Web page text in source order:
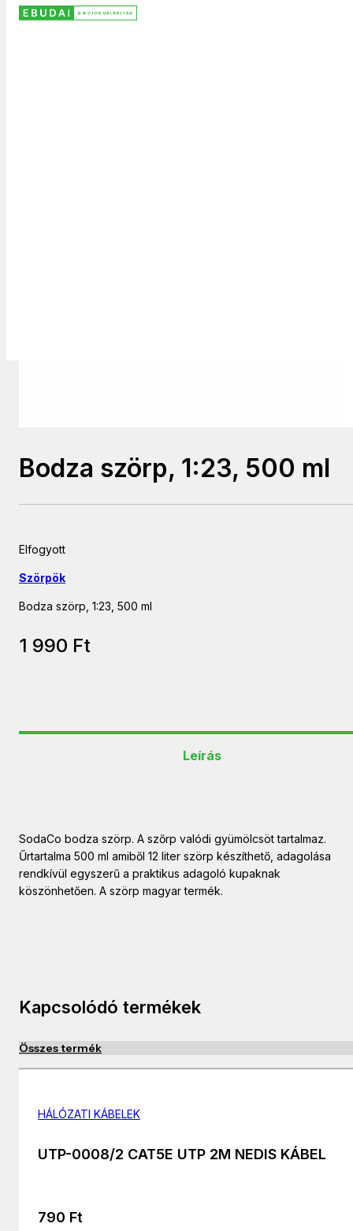
Bodza szörp, 1:23, 500 ml
Szörpök
Bodza szörp, 1:23, 500 ml
1 990 Ft
Elfogyott
Leírás
SodaCo bodza szörp. A szőrp valódi gyümölcsöt tartalmaz.
Űrtartalma 500 ml amiből 12 liter szörp készíthető, adagolása
rendkívül egyszerű a praktikus adagoló kupaknak
köszönhetően. A szörp magyar termék.
Kapcsolódó termékek
Összes termék
HÁLÓZATI KÁBELEK
UTP-0008/2 CAT5E UTP 2M NEDIS KÁBEL
790 Ft